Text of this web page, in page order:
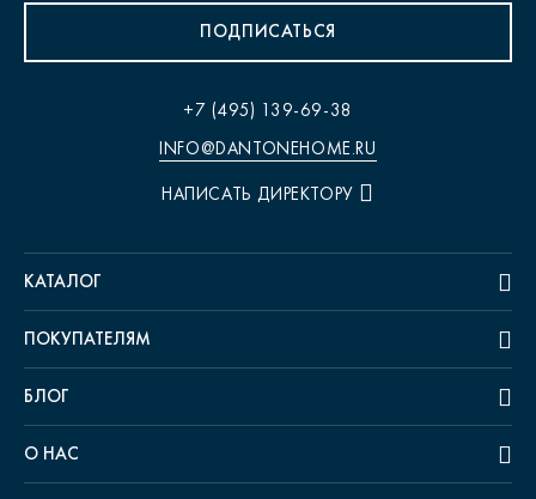
ПОДПИСАТЬСЯ
+7 (495) 139-69-38
INFO@DANTONEHOME.RU
НАПИСАТЬ ДИРЕКТОРУ
КАТАЛОГ
ПОКУПАТЕЛЯМ
БЛОГ
О НАС